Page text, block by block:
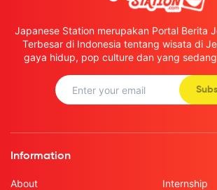
Japanese Station merupakan Portal Berita
Terbesar di Indonesia tentang wisata di
gaya hidup, pop culture dan yang
Information
About
Internship